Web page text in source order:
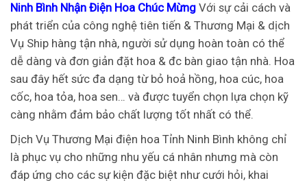
Ninh Bình Nhận Điện Hoa Chúc Mừng Với sự cải cách và
phát triển của công nghệ tiên tiến & Thương Mại & dịch
Vụ Ship hàng tận nhà, người sử dụng hoàn toàn có thể
dễ dàng và đơn giản đặt hoa & đc bàn giao tận nhà. Hoa
sau đây hết sức đa dạng từ bỏ hoả hồng, hoa cúc, hoa
cốc, hoa tỏa, hoa sen… và được tuyển chọn lựa chọn kỹ
càng nhằm đảm bảo chất lượng tốt nhất có thể.
Dịch Vụ Thương Mại điện hoa Tỉnh Ninh Bình không chỉ
là phục vụ cho những nhu yếu cá nhân nhưng mà còn
đáp ứng cho các sự kiện đặc biệt như cưới hỏi, khai